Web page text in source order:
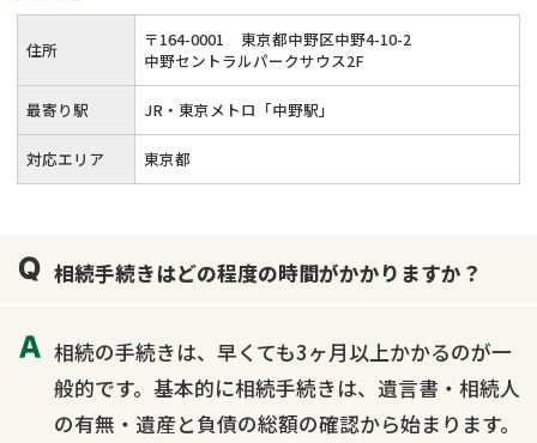
住所 〒164-0001
東京都中野区中野4-10-2
中野セントラルパークサウス2F
最寄り駅 JR・東京メトロ「中野駅」
対応エリア 東京都
相続手続きはどの程度の時間がかかりますか？
相続の手続きは、早くても3ヶ月以上かかるのが一
般的です。基本的に相続手続きは、遺言書・相続人
の有無・遺産と負債の総額の確認から始まります。